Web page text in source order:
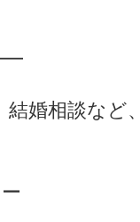
婚相談など